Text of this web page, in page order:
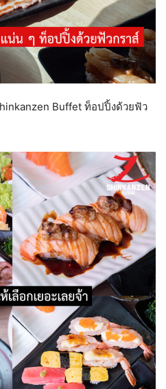
Buffet ท็อปปิ้งด้วยฟัว